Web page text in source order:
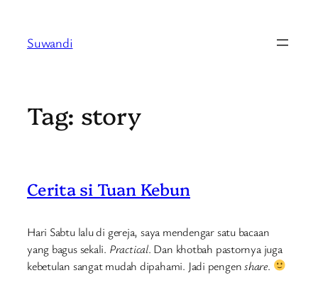
content
Suwandi
Tag: story
Cerita si Tuan Kebun
Hari Sabtu lalu di gereja, saya mendengar satu bacaan
yang bagus sekali. Practical. Dan khotbah pastornya juga
kebetulan sangat mudah dipahami. Jadi pengenshare.